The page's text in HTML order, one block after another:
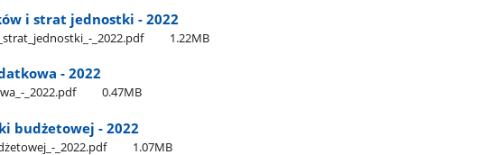
i strat jednostki - 2022
​_2022.pdf 1.22MB
- 2022
​_2022.pdf 0.47MB
budżetowej - 2022
​_2022.pdf 1.07MB